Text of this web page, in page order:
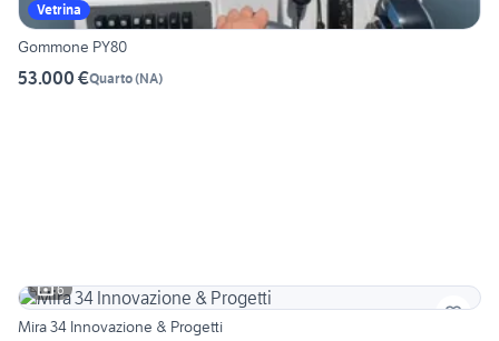
Vetrina
Gommone PY80
53.000 €Quarto(NA)
6
Mira 34 Innovazione & Progetti